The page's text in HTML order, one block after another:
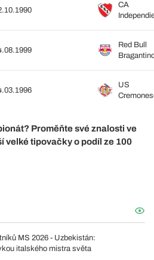
CA
Red Bull
US
Proměňte své znalosti ve
velké tipovačky o podíl ze 100
MS 2026 - Uzbekistán:
italského mistra světa